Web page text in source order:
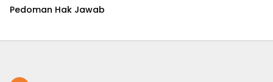
Pedoman Hak Jawab